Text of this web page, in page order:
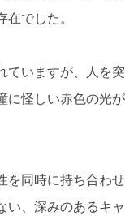
でした。
ていますが、人を突
に怪しい赤色の光が
を同時に持ち合わせ
い、深みのあるキャ